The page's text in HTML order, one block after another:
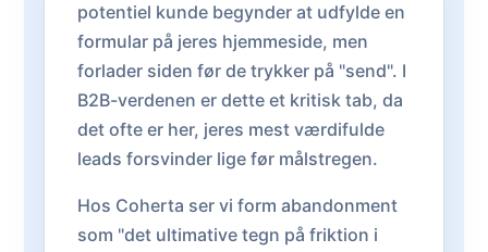
potentiel kunde begynder at udfylde en
formular på jeres hjemmeside, men
forlader siden før de trykker på "send". I
B2B-verdenen er dette et kritisk tab, da
det ofte er her, jeres mest værdifulde
leads forsvinder lige før målstregen.
Hos Coherta ser vi form abandonment
som "det ultimative tegn på friktion i